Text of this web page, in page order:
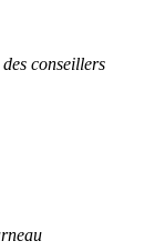
conseillers